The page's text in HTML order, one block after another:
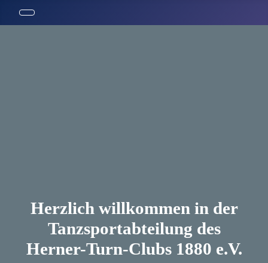
Herzlich willkommen in der
Tanzsportabteilung des
Herner-Turn-Clubs 1880 e.V.